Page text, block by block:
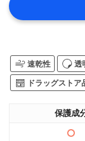
速乾性 透
ドラッグストア
保護成